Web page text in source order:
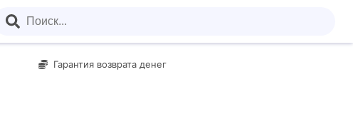
Гарантия возврата денег